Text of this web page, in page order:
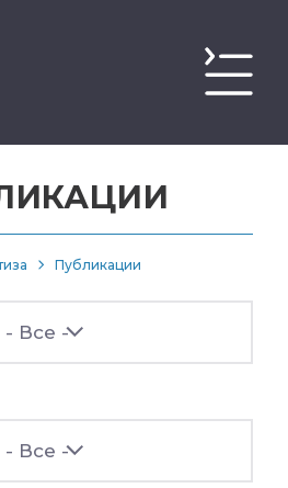
Публикации
- Все -
- Все -